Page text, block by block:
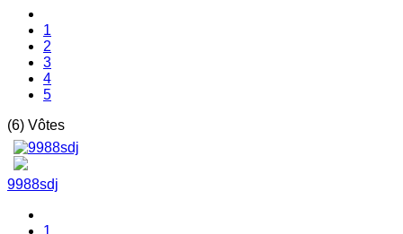
1
2
3
4
5
(6) Vôtes
9988sdj